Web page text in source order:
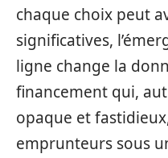
chaque choix peut
significatives,
ligne change la
financement qui,
opaque et
emprunteurs sous